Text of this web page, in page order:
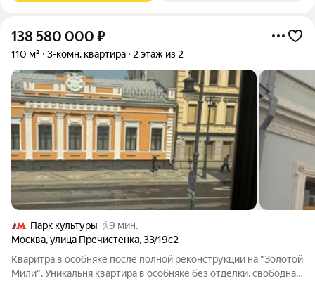
138 580 000 ₽
110 м² 3-комн. квартира 2 этаж из 2
Парк культуры
9 мин.
Москва,улица Пречистенка,33/19с2
Кваритра в особняке после полной реконструкции на "Золотой
Мили". Уникальня квартира в особняке без отделки, свободная